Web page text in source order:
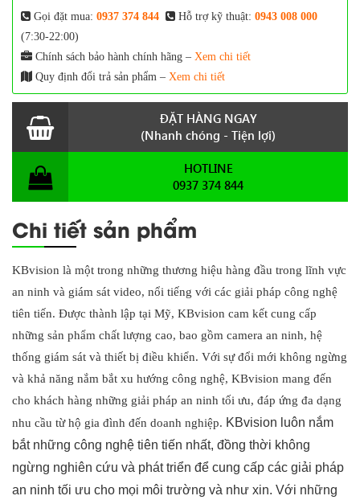
Gọi đặt mua: 0937 374 844 Hỗ trợ kỹ thuật: 0943 008 000
(7:30-22:00)
Chính sách bảo hành chính hãng – Xem chi tiết
Quy định đổi trả sản phẩm – Xem chi tiết
ĐẶT HÀNG NGAY
(Nhanh chóng - Tiện lợi)
HOTLINE
0937 374 844
Chi tiết sản phẩm
KBvision là một trong những thương hiệu hàng đầu trong lĩnh vực
an ninh và giám sát video, nổi tiếng với các giải pháp công nghệ
tiên tiến. Được thành lập tại Mỹ, KBvision cam kết cung cấp
những sản phẩm chất lượng cao, bao gồm camera an ninh, hệ
thống giám sát và thiết bị điều khiển. Với sự đổi mới không ngừng
và khả năng nắm bắt xu hướng công nghệ, KBvision mang đến
cho khách hàng những giải pháp an ninh tối ưu, đáp ứng đa dạng
nhu cầu từ hộ gia đình đến doanh nghiệp. KBvision luôn nắm
bắt những công nghệ tiên tiến nhất, đồng thời không
ngừng nghiên cứu và phát triển để cung cấp các giải pháp
an ninh tối ưu cho mọi môi trường và như xin. Với những